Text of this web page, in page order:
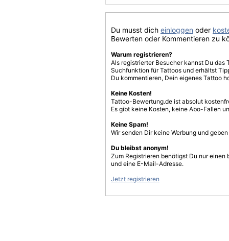
Du musst dich einloggen oder
Bewerten oder Kommentieren zu
Warum registrieren?
Als registrierter Besucher kannst Du
Suchfunktion für Tattoos und erhältst
Du kommentieren, Dein eigenes Tattoo
Keine Kosten!
Tattoo-Bewertung.de ist absolut
Es gibt keine Kosten, keine Abo-Fallen
Keine Spam!
Wir senden Dir keine Werbung und
Du bleibst anonym!
Zum Registrieren benötigst Du nur einen
und eine E-Mail-Adresse.
Jetzt registrieren